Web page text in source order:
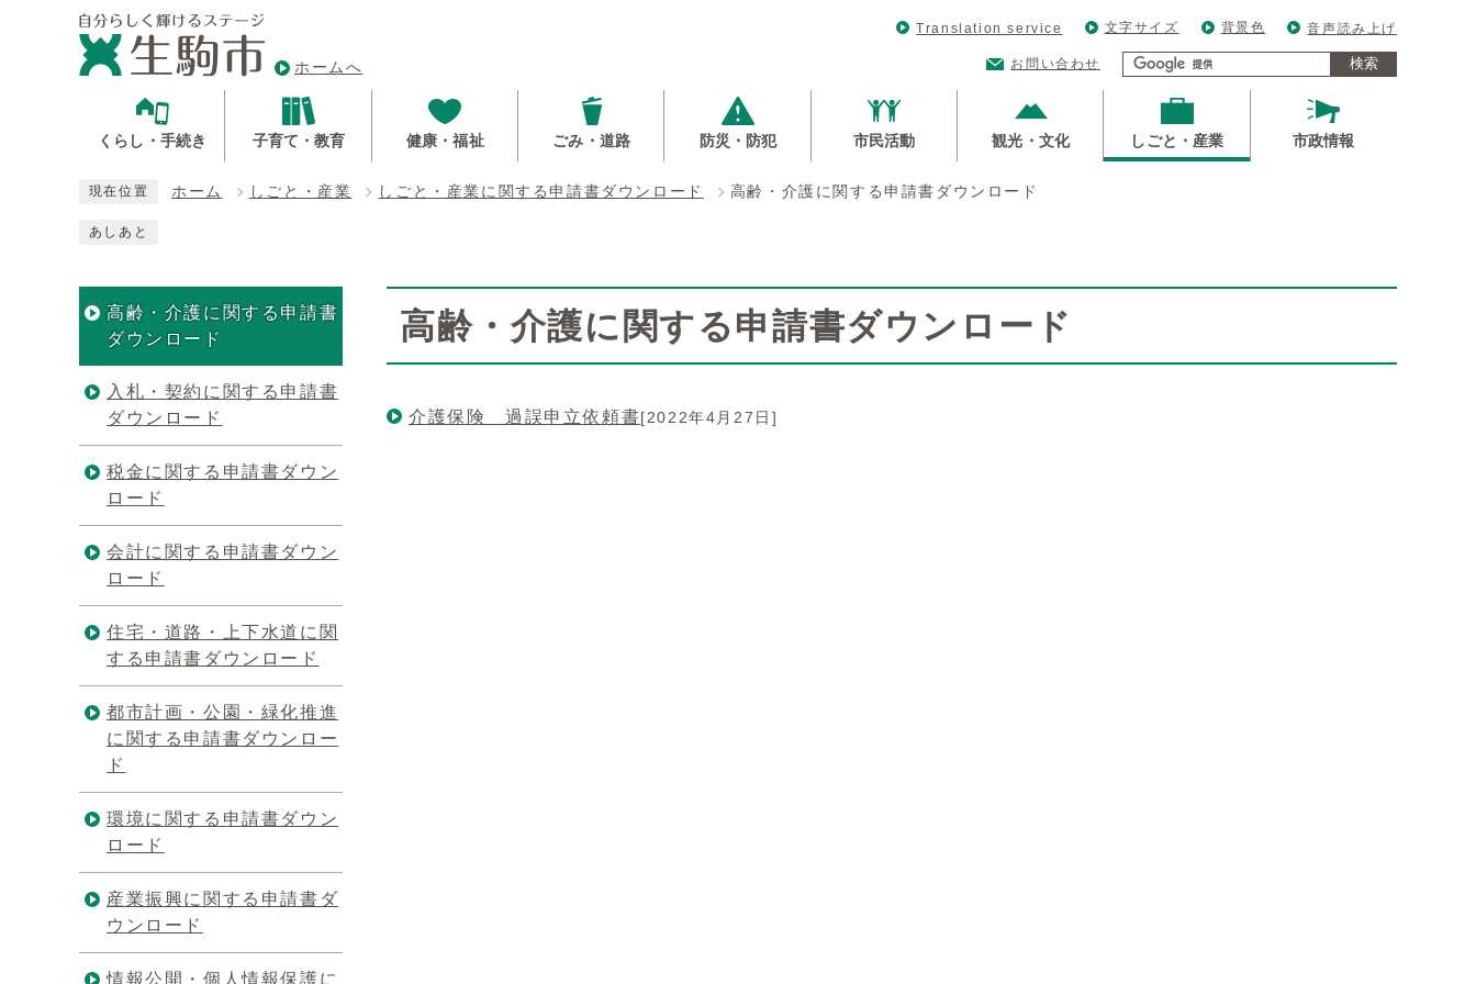
ホームへ
Translation service 文字サイズ 背景色 音声読み上げ
お問い合わせ 検索
くらし・手続き 子育て・教育 健康・福祉 ごみ・道路 防災・防犯 市民活動 観光・文化 しごと・産業 市政情報
現在位置 ホーム しごと・産業 しごと・産業に関する申請書ダウンロード 高齢・介護に関する申請書ダウンロード
あしあと
高齢・介護に関する申請書ダウンロード
介護保険 過誤申立依頼書[2022年4月27日]
高齢・介護に関する申請書
ダウンロード
入札・契約に関する申請書
ダウンロード
税金に関する申請書ダウン
ロード
会計に関する申請書ダウン
ロード
住宅・道路・上下水道に関
する申請書ダウンロード
都市計画・公園・緑化推進
に関する申請書ダウンロー
ド
環境に関する申請書ダウン
ロード
産業振興に関する申請書ダ
ウンロード
情報公開・個人情報保護に